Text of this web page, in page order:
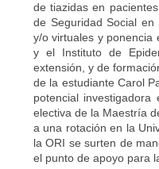
de tiazidas en
de Seguridad Social
y/o virtuales y ponencia
y el Instituto de
extensión, y de
de la estudiante Carol
potencial
electiva de la Maestría
a una rotación en la
la ORI se surten de
el punto de apoyo para